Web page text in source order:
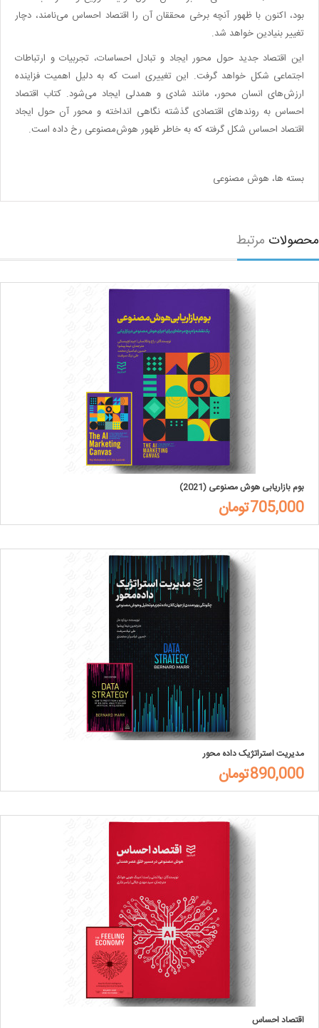
بود، اکنون با ظهور آنچه برخی محققان آن را اقتصاد احساس می‌نامند، دچار
تغییر بنیادین خواهد شد.
این اقتصاد جدید حول محور ایجاد و تبادل احساسات، تجربیات و ارتباطات
اجتماعی شکل خواهد گرفت. این تغییری است که به دلیل اهمیت فزاینده
ارزش‌های انسان محور، مانند شادی و همدلی ایجاد می‌شود. کتاب اقتصاد
احساس به روندهای اقتصادی گذشته نگاهی انداخته و محور آن حول ایجاد
اقتصاد احساس شکل گرفته که به خاطر ظهور هوش‌مصنوعی رخ داده است.
بسته ها، هوش مصنوعی
مرتبط
بوم بازاریابی هوش مصنوعی (2021)
705,000تومان
مدیریت استراتژیک داده محور
890,000تومان
اقتصاد احساس